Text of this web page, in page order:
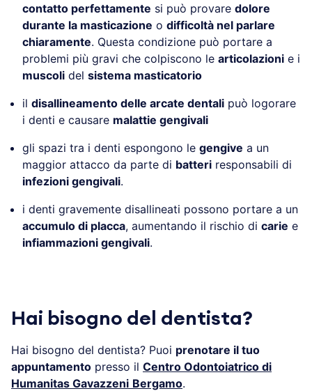
contatto perfettamente si può provare dolore
durante la masticazione o difficoltà nel parlare
chiaramente. Questa condizione può portare a
problemi più gravi che colpiscono le articolazioni e i
muscoli del sistema masticatorio
il disallineamento delle arcate dentali può logorare
i denti e causare malattie gengivali
gli spazi tra i denti espongono le gengive a un
maggior attacco da parte di batteri responsabili di
infezioni gengivali.
i denti gravemente disallineati possono portare a un
accumulo di placca, aumentando il rischio di carie e
infiammazioni gengivali.
Hai bisogno del dentista?
Hai bisogno del dentista? Puoi prenotare il tuo
appuntamento presso il Centro Odontoiatrico di
Humanitas Gavazzeni Bergamo.